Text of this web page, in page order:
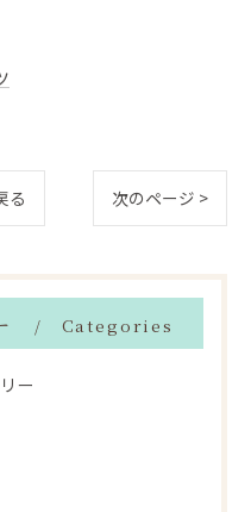
る 次のページ >
Categories
ー